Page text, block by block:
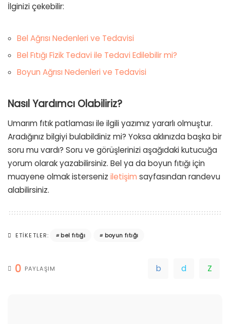
İlginizi çekebilir:
Bel Ağrısı Nedenleri ve Tedavisi
Bel Fıtığı Fizik Tedavi ile Tedavi Edilebilir mi?
Boyun Ağrısı Nedenleri ve Tedavisi
Nasıl Yardımcı Olabiliriz?
Umarım fıtık patlaması ile ilgili yazımız yararlı olmuştur.
Aradığınız bilgiyi bulabildiniz mi? Yoksa aklınızda başka bir
soru mu vardı? Soru ve görüşlerinizi aşağıdaki kutucuğa
yorum olarak yazabilirsiniz. Bel ya da boyun fıtığı için
muayene olmak isterseniz iletişim sayfasından randevu
alabilirsiniz.
ETIKETLER: bel fıtığı boyun fıtığı
0 PAYLAŞIM